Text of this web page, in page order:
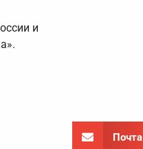
и
Почта